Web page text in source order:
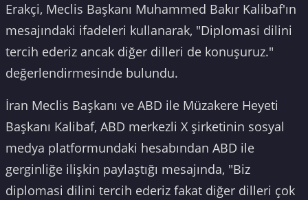
Erakçi, Meclis Başkanı Muhammed Bakır Kalibaf'ın
mesajındaki ifadeleri kullanarak, "Diplomasi dilini
tercih ederiz ancak diğer dilleri de konuşuruz."
değerlendirmesinde bulundu.
İran Meclis Başkanı ve ABD ile Müzakere Heyeti
Başkanı Kalibaf, ABD merkezli X şirketinin sosyal
medya platformundaki hesabından ABD ile
gerginliğe ilişkin paylaştığı mesajında, "Biz
diplomasi dilini tercih ederiz fakat diğer dilleri çok